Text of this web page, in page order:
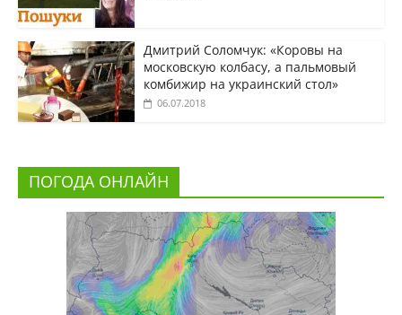
Дмитрий Соломчук: «Коровы на
московскую колбасу, а пальмовый
комбижир на украинский стол»
06.07.2018
ПОГОДА ОНЛАЙН